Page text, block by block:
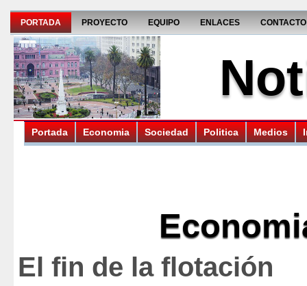
PORTADA PROYECTO EQUIPO ENLACES CONTACTO
Portada Economia Sociedad Politica Medios
El fin de la flotación